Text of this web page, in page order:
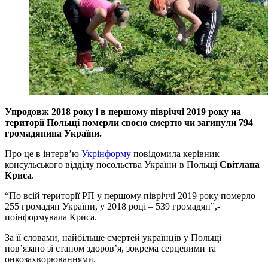
Упродовж 2018 року і в першому півріччі 2019 року на
території Польщі померли своєю смертю чи загинули 794
громадянина України.
Про це в інтерв’ю Укрінформу повідомила керівник
консульського відділу посольства України в Польщі Світлана
Криса.
“По всій території РП у першому півріччі 2019 року померло
255 громадян України, у 2018 році – 539 громадян”,-
поінформувала Криса.
За її словами, найбільше смертей українців у Польщі
пов’язано зі станом здоров’я, зокрема серцевими та
онкозахворюваннями.